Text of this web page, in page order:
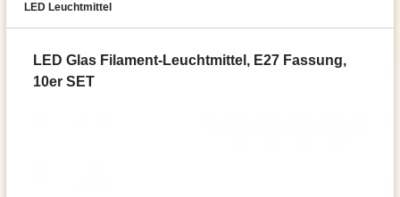
LED Leuchtmittel
LED Glas Filament-Leuchtmittel, E27 Fassung,
10er SET